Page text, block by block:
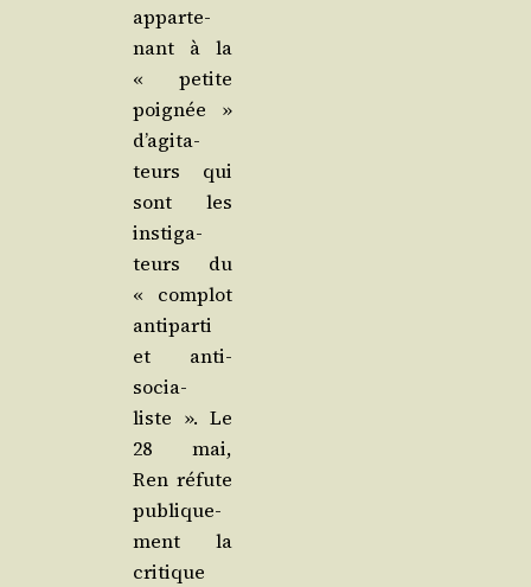
appar­te­
nant à la
« petite
poi­gnée »
d’a­gi­ta­
teurs qui
sont les
ins­ti­ga­
teurs du
« com­plot
anti­par­ti
et anti-
socia­
liste ». Le
28 mai,
Ren réfute
publi­que­
ment la
cri­tique